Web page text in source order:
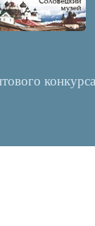
конкурса